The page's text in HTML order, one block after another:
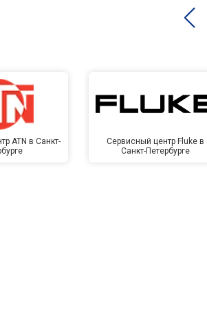
ATN в Санкт-
Сервисный центр Fluke в
Санкт-Петербурге